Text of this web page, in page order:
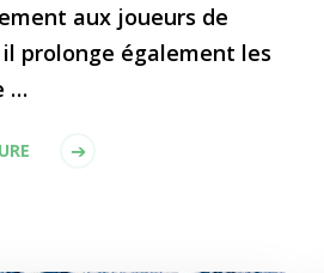
aux joueurs de
prolonge également les
…